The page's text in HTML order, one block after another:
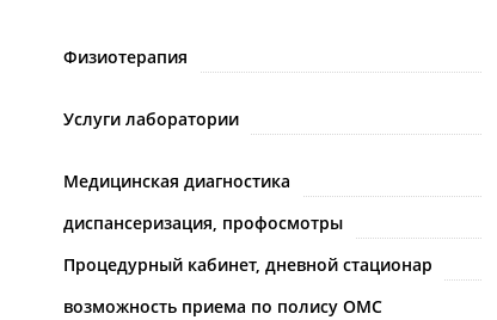
Физиотерапия
Услуги лаборатории
Медицинская диагностика
диспансеризация, профосмотры
Процедурный кабинет, дневной стационар
возможность приема по полису ОМС